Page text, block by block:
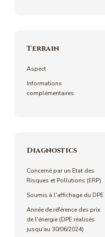
Terrain
Aspect
Informations
complémentaires
Diagnostics
Concerné par un Etat des
Risques et Pollutions (ERP)
Soumis à l'affichage du DPE
Année de référence des prix
de l'énergie (DPE réalisés
jusqu'au 30/06/2024)